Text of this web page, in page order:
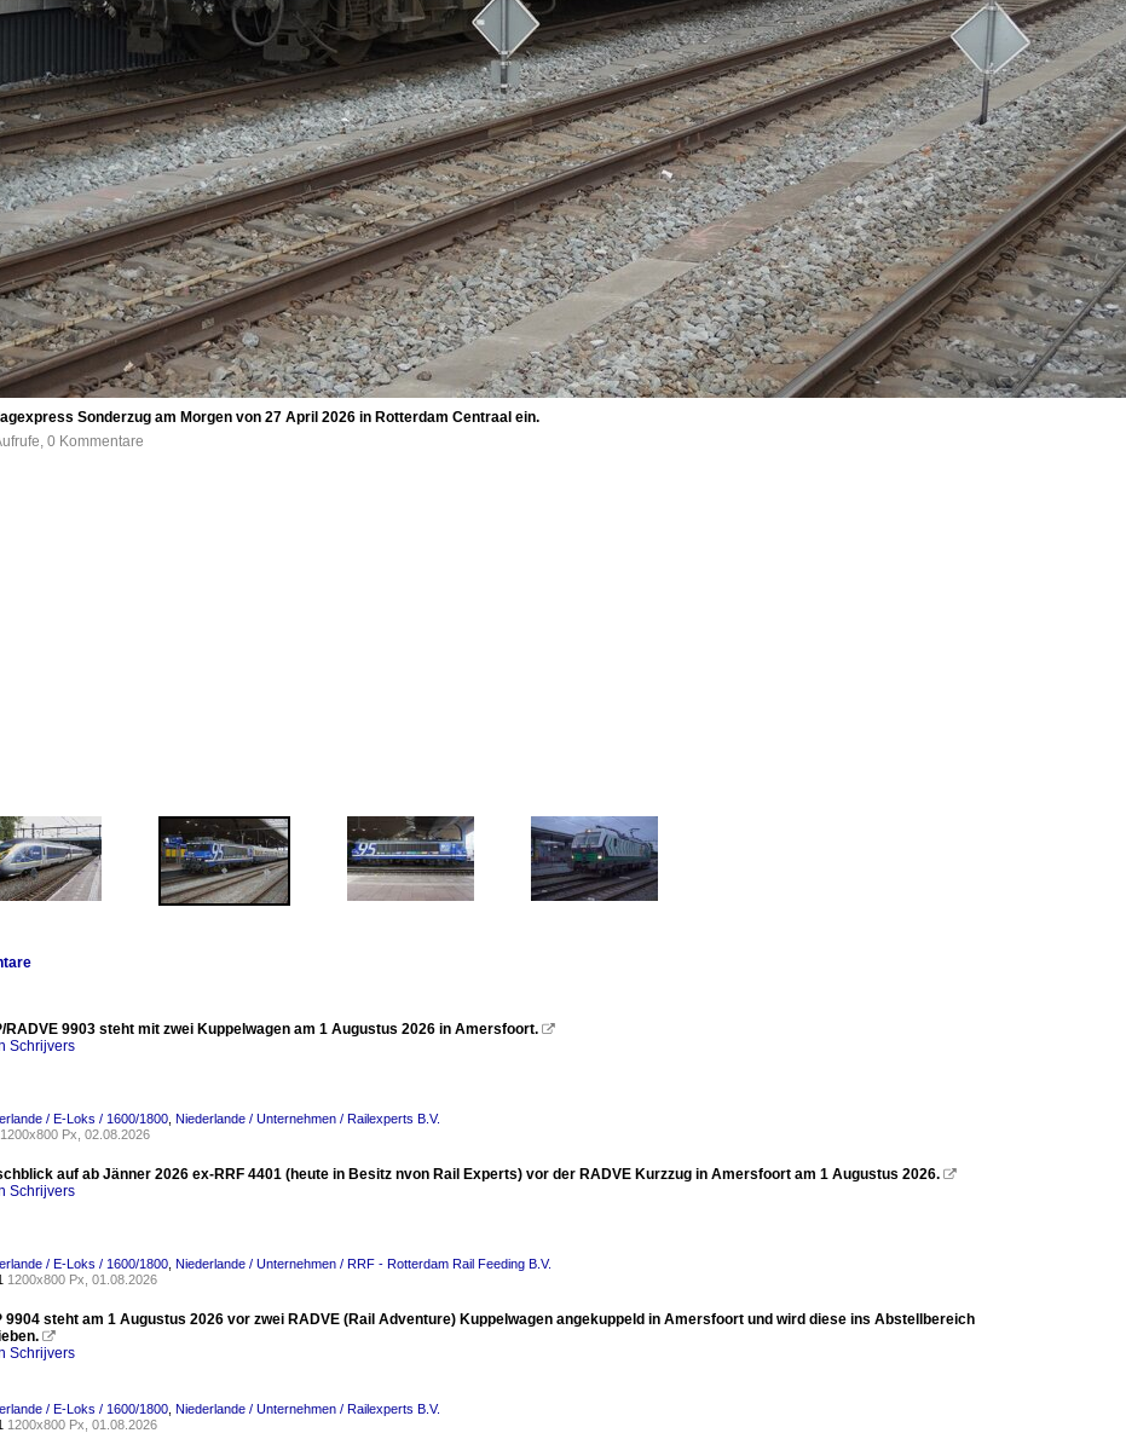
Sonderzug am Morgen von 27 April 2026 in Rotterdam Centraal ein.
0 Kommentare
RADVE 9903 steht mit zwei Kuppelwagen am 1 Augustus 2026 in Amersfoort. 
Schrijvers
/ E-Loks / 1600/1800 Niederlande / Unternehmen / Railexperts B.V.
1200x800 Px, 02.08.2026
auf ab Jänner 2026 ex-RRF 4401 (heute in Besitz nvon Rail Experts) vor der RADVE Kurzzug in Amersfoort am 1 Augustus 2026. 
Schrijvers
/ E-Loks / 1600/1800 Niederlande / Unternehmen / RRF - Rotterdam Rail Feeding B.V.
1200x800 Px, 01.08.2026
9904 steht am 1 Augustus 2026 vor zwei RADVE (Rail Adventure) Kuppelwagen angekuppeld in Amersfoort und wird diese ins Abstellbereich

Schrijvers
/ E-Loks / 1600/1800 Niederlande / Unternehmen / Railexperts B.V.
1200x800 Px, 01.08.2026